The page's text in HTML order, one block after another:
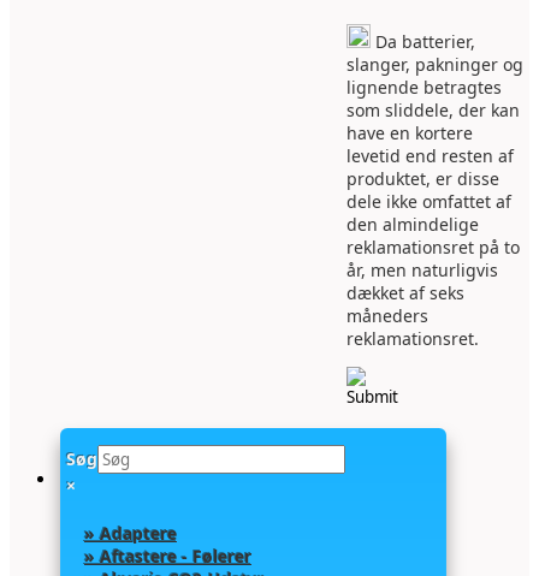
Da batterier,
slanger, pakninger og
lignende betragtes
som sliddele, der kan
have en kortere
levetid end resten af
produktet, er disse
dele ikke omfattet af
den almindelige
reklamationsret på to
år, men naturligvis
dækket af seks
måneders
reklamationsret.
Søg
×
» Adaptere
» Aftastere - Følerer